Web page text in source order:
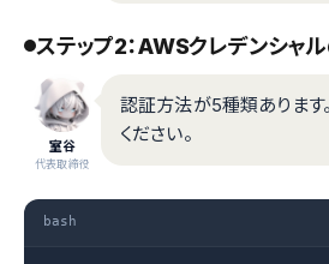
ステップ2：AWSクレデンシャ
室谷
代表取締役
認証方法が5種類あります
ください。
bash